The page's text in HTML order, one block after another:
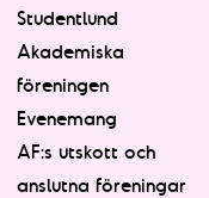
Studentlund
Akademiska
föreningen
Evenemang
AF:s utskott och
anslutna föreningar